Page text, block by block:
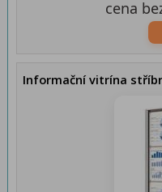
cena
Informační vitrína